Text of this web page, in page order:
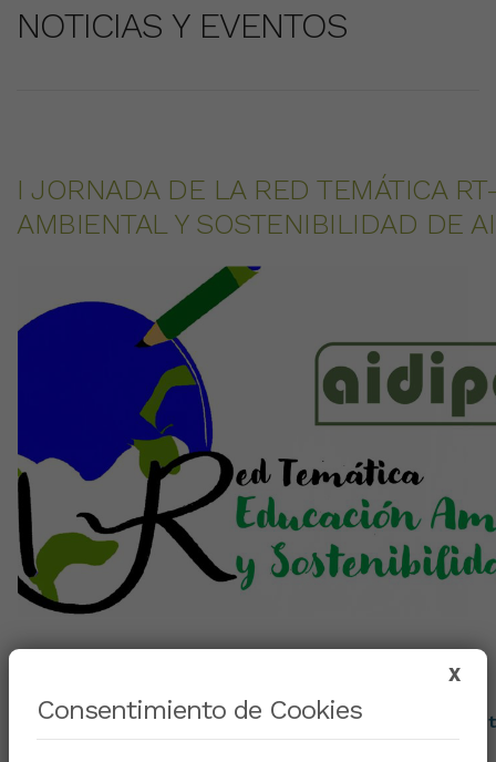
NOTICIAS Y EVENTOS
I JORNADA DE LA RED TEMÁTICA
AMBIENTAL Y SOSTENIBILIDAD DE
Lugar: Online. Plataforma Microsoft Teams: Click here to join
X
Consentimiento de Cookies